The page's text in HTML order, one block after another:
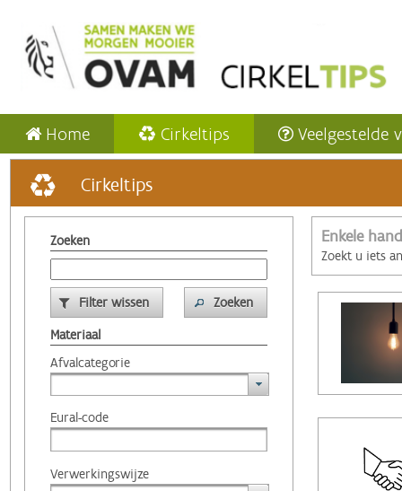
Home Cirkeltips Veelgestelde
Cirkeltips
Zoeken
Filter wissen
Zoeken
Materiaal
Afvalcategorie
Eural-code
Verwerkingswijze
Enkele
Zoekt u iets